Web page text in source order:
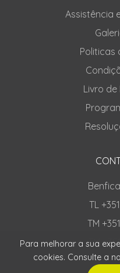
Assistência
Politicas
Livro
TL
TM
TM
Para melhorar a sua
cookies. Consulte a